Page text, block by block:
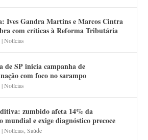
Ives Gandra Martins e Marcos Cintra
com críticas à Reforma Tributária
|Notícias
de SP inicia campanha de
com foco no sarampo
|Notícias
zumbido afeta 14% da
mundial e exige diagnóstico precoce
|Notícias ,Saúde